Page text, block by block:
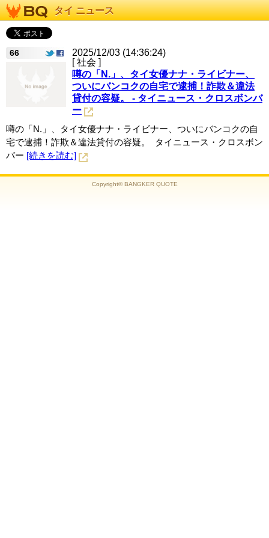
タイ ニュース
66
2025/12/03 (14:36:24)
[ 社会 ]
噂の「N.」、タイ女優ナナ・ライビナー、
ついにバンコクの自宅で逮捕！詐欺＆違法
貸付の容疑。 - タイニュース・クロスボンバ
ー
噂の「N.」、タイ女優ナナ・ライビナー、ついにバンコクの自
宅で逮捕！詐欺＆違法貸付の容疑。 タイニュース・クロスボン
バー [続きを読む]
Copyright© BANGKER QUOTE